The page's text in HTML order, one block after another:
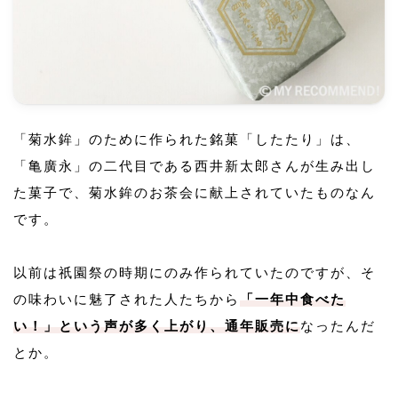
「菊水鉾」のために作られた銘菓「したたり」は、
「亀廣永」の二代目である西井新太郎さんが生み出し
た菓子で、菊水鉾のお茶会に献上されていたものなん
です。
以前は祇園祭の時期にのみ作られていたのですが、そ
の味わいに魅了された人たちから
「一年中食べた
い！」という声が多く上がり、通年販売になったんだ
とか。